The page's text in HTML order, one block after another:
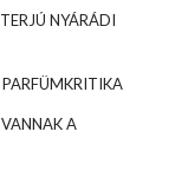
NYÁRÁDI
PARFÜMKRITIKA
A